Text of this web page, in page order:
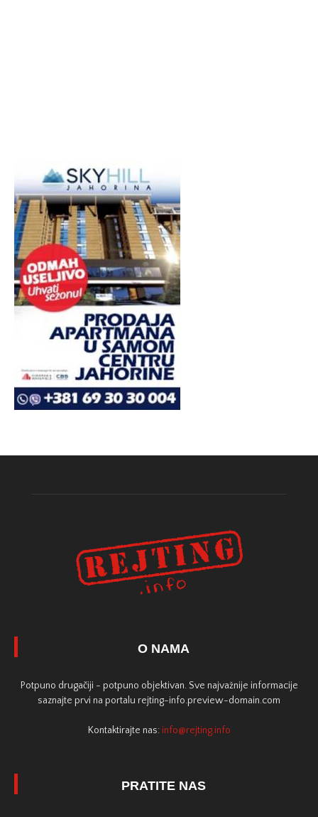
O NAMA
Potpuno drugačiji - potpuno objektivan. Sve najvažnije informacije
saznajte prvi na portalu rejting-info.preview-domain.com
Kontaktirajte nas: info@rejting.info
PRATITE NAS